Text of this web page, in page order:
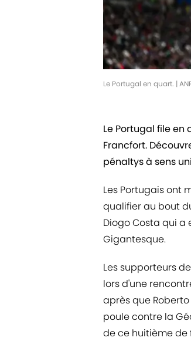
Le Portugal en quart. |
Le Portugal file
Francfort.
pénaltys à sens
Les Portugais ont
qualifier au bout
Diogo Costa qui a
Gigantesque.
Les supporteurs
lors d'une
après que
poule contre la
de ce huitième de